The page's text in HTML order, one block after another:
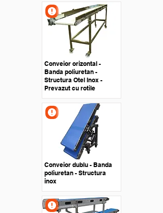
Conveior orizontal -
Banda poliuretan -
Structura Otel Inox -
Prevazut cu rotile
Conveior dublu - Banda
poliuretan - Structura
inox